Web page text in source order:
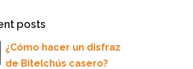
posts
¿Cómo hacer un disfraz
de Bitelchús casero?